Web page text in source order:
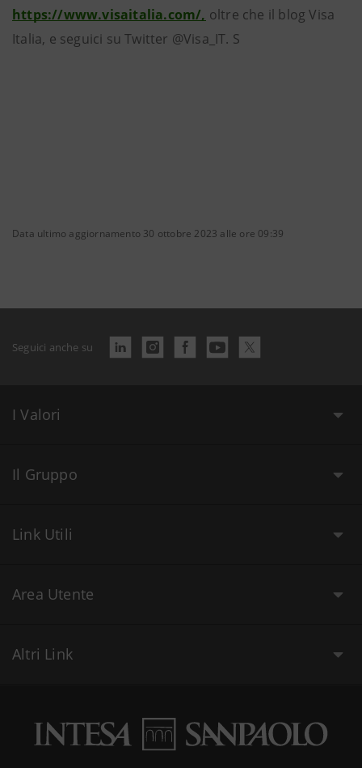
https://www.visaitalia.com/, oltre che il blog Visa
Italia, e seguici su Twitter @Visa_IT. S
Data ultimo aggiornamento 30 ottobre 2023 alle ore 09:39
Seguici anche su
I Valori
Il Gruppo
Link Utili
Area Utente
Altri Link